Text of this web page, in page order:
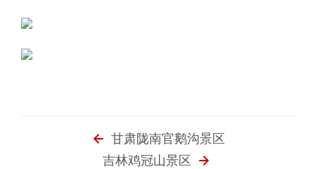
甘肃陇南官鹅沟景区
吉林鸡冠山景区